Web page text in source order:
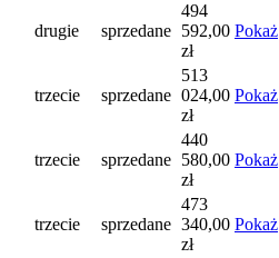
drugie sprzedane
494
592,00
zł
Pokaż
trzecie sprzedane
513
024,00
zł
Pokaż
trzecie sprzedane
440
580,00
zł
Pokaż
trzecie sprzedane
473
340,00
zł
Pokaż